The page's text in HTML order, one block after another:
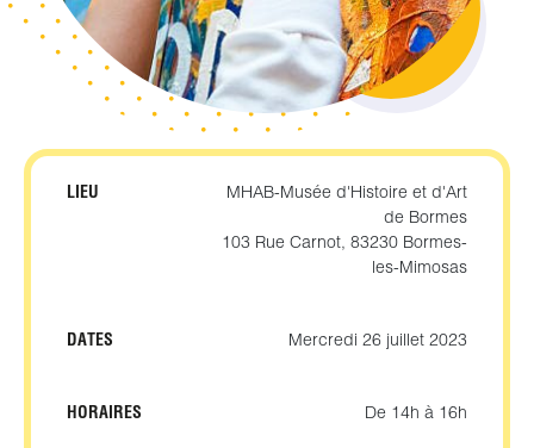
LIEU
MHAB-Musée d'Histoire et d'Art
de Bormes
103 Rue Carnot, 83230 Bormes-
les-Mimosas
DATES Mercredi 26 juillet 2023
HORAIRES De 14h à 16h